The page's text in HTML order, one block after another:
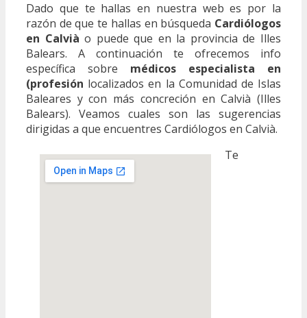
Dado que te hallas en nuestra web es por la
razón de que te hallas en búsqueda Cardiólogos
en Calvià o puede que en la provincia de Illes
Balears. A continuación te ofrecemos info
específica sobre médicos especialista en
(profesión localizados en la Comunidad de Islas
Baleares y con más concreción en Calvià (Illes
Balears). Veamos cuales son las sugerencias
dirigidas a que encuentres Cardiólogos en Calvià.
Te